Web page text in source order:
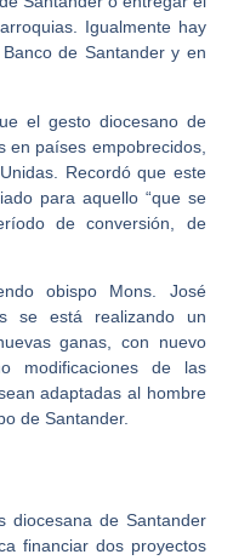
Igualmente hay
de Santander y en
el gesto diocesano de
en países empobrecidos,
Recordó que este
para aquello “que se
de conversión, de
obispo Mons. José
se está realizando un
ganas, con nuevo
modificaciones de las
adaptadas al hombre
de Santander.
diocesana de Santander
financiar dos proyectos